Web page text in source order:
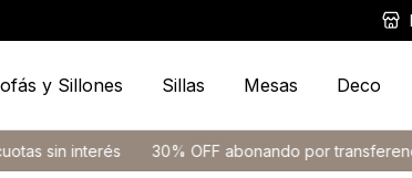
y Sillones Sillas Mesas Deco
30% OFF abonando por transferencia 12